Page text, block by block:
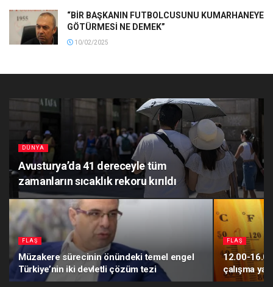
“BİR BAŞKANIN FUTBOLCUSUNU KUMARHANEYE
GÖTÜRMESİ NE DEMEK”
10/02/2025
DÜNYA
Avusturya’da 41 dereceyle tüm
zamanların sıcaklık rekoru kırıldı
FLAŞ
Müzakere sürecinin önündeki temel engel
Türkiye’nin iki devletli çözüm tezi
FLAŞ
12.00-
çalışma